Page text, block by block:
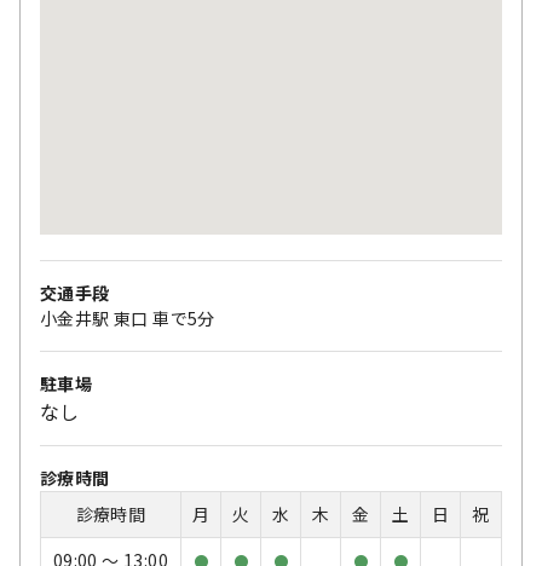
交通手段
小金井駅 東口 車で5分
駐車場
なし
診療時間
診療時間
月 火 水 木 金 土 日
祝
09:00 〜 13:00